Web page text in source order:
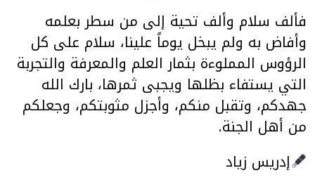
فألف سلام وألف تحية إلى من سطر بعلمه
وأفاض به ولم يبخل يوماً علينا، سلام على كل
الرؤوس المملوءة بثمار العلم والمعرفة والتجربة
التي يستفاء بظلها ويجبى ثمرها، بارك الله
جهدكم، وتقبل منكم، وأجزل مثوبتكم، وجعلكم
من أهل الجنة.
إدريس زياد